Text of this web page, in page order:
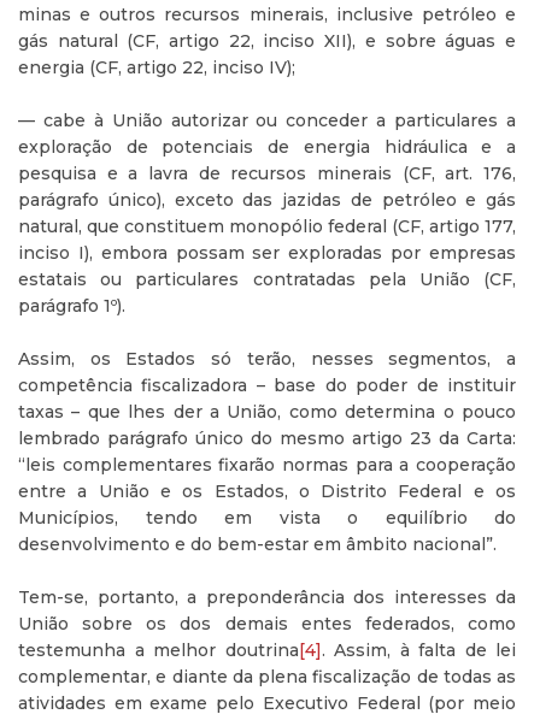
minas e outros recursos minerais, inclusive petróleo e
gás natural (CF, artigo 22, inciso XII), e sobre águas e
energia (CF, artigo 22, inciso IV);
— cabe à União autorizar ou conceder a particulares a
exploração de potenciais de energia hidráulica e a
pesquisa e a lavra de recursos minerais (CF, art. 176,
parágrafo único), exceto das jazidas de petróleo e gás
natural, que constituem monopólio federal (CF, artigo 177,
inciso I), embora possam ser exploradas por empresas
estatais ou particulares contratadas pela União (CF,
parágrafo 1º).
Assim, os Estados só terão, nesses segmentos, a
competência fiscalizadora – base do poder de instituir
taxas – que lhes der a União, como determina o pouco
lembrado parágrafo único do mesmo artigo 23 da Carta:
“leis complementares fixarão normas para a cooperação
entre a União e os Estados, o Distrito Federal e os
Municípios, tendo em vista o equilíbrio do
desenvolvimento e do bem-estar em âmbito nacional”.
Tem-se, portanto, a preponderância dos interesses da
União sobre os dos demais entes federados, como
testemunha a melhor doutrina[4]. Assim, à falta de lei
complementar, e diante da plena fiscalização de todas as
atividades em exame pelo Executivo Federal (por meio